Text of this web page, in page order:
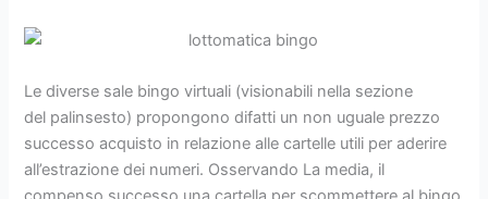
Le diverse sale bingo virtuali (visionabili nella sezione
del palinsesto) propongono difatti un non uguale prezzo
successo acquisto in relazione alle cartelle utili per aderire
all’estrazione dei numeri. Osservando La media, il